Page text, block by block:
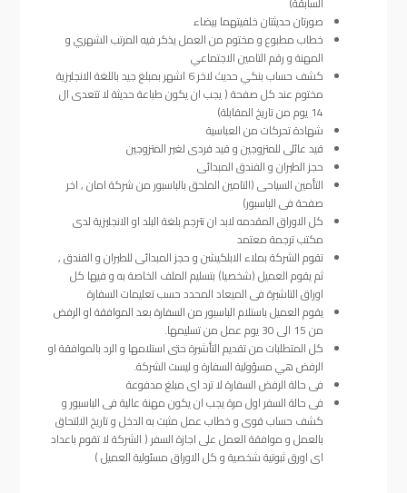
صورتان حديثتان خلفيتهما بيضاء
خطاب مطبوع و مختوم من العمل يذكر فيه المرتب الشهري و
المهنة و رقم التامين الاجتماعي
كشف حساب بنكي حديث لاخر 6 اشهر بمبلغ جيد باللغة الانجليزية
مختوم عند كل صفحة ( يجب ان يكون طباعة حديثة لا تتعدى ال
14 يوم من تاريخ المقابلة)
شهادة تحركات من العباسية
قيد عائلى للمتزوجين و قيد فردى لغير المتزوجين
حجز الطيران و الفندق المبدائى
التأمين السياحى (التامين الملحق بالباسبور من شركة امان , اخر
صفحة فى الباسبور)
كل الاوراق المقدمه لابد ان تترجم بلغة البلد او الانجليزية لدى
مكتب ترجمة معتمد
تقوم الشركة بملاء الابلكيشن و حجز المبدائى للطيران و الفندق ,
ثم يقوم العميل (شخصيا) بتسليم الملف الخاصة به و فيها كل
اوراق التاشيرة فى الميعاد المحدد حسب تعليمات السفارة
يقوم العميل باستلام الباسبور من السفارة بعد الموافقة او الرفض
من 15 الى 30 يوم عمل من تسليمها.
كل المتطلبات من تقديم التأشيرة حتى استلامها و الرد بالموافقة او
الرفض هي مسؤولية السفارة و ليست الشركة.
فى حالة الرفض السفارة لا ترد اى مبلغ مدفوعة
فى حالة السفر اول مرة يجب ان يكون مهنة عالية فى الباسبور و
كشف حساب قوى و خطاب عمل مثبت به الدخل و تاريخ الالتحاق
بالعمل و موافقة العمل على اجازة السفر ( الشركة لا تقوم باعداد
اى اورق ثبوتية شخصية و كل الاوراق مسئولية العميل )